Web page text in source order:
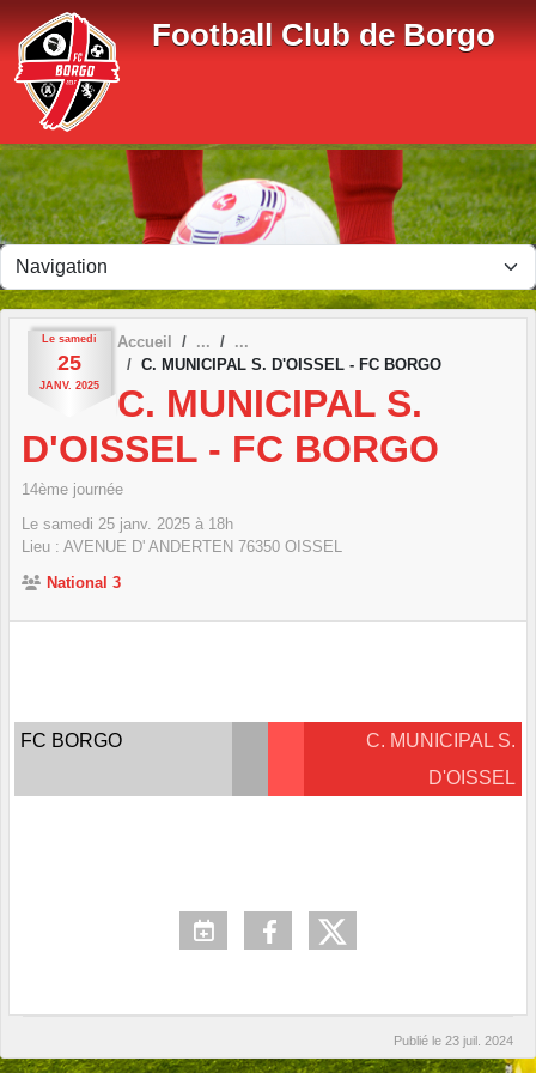
Football Club de Borgo
Le samedi
25
JANV. 2025
Accueil
C. MUNICIPAL S. D'OISSEL - FC BORGO
C. MUNICIPAL S.
D'OISSEL - FC BORGO
14ème journée
Le samedi 25 janv. 2025 à 18h
Lieu : AVENUE D' ANDERTEN 76350 OISSEL
National 3
FC BORGO
C. MUNICIPAL S.
D'OISSEL
Publié le 23 juil. 2024
Panneau de gestion des cookies